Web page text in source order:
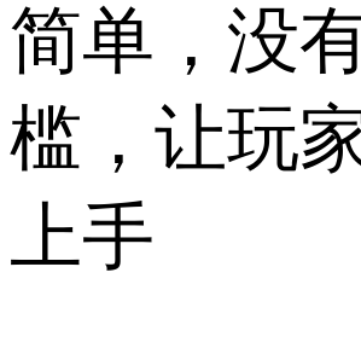
简单，没
槛，让玩
上手